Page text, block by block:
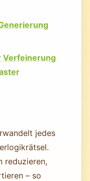
Verfeinerung
jedes
reduzieren,
– so